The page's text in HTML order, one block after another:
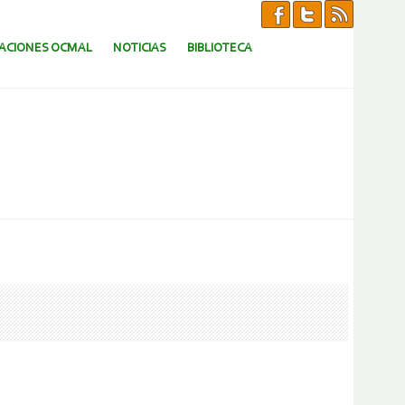
OCMAL NOTICIAS BIBLIOTECA